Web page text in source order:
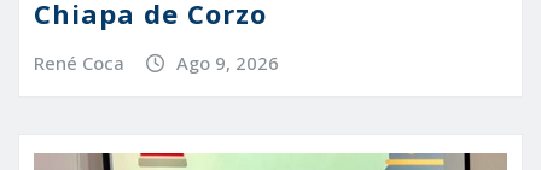
Chiapa de Corzo
René Coca Ago 9, 2026